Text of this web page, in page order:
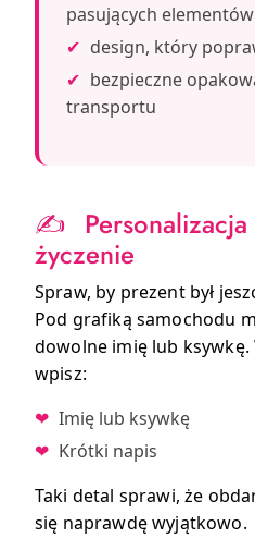
pasujących
✔ design, który
✔ bezpieczne
transportu
✍️
życzenie
Spraw, by prezent był
Pod grafiką samochodu
dowolne imię lub ksywkę.
wpisz:
❤ Imię lub ksywkę
❤ Krótki napis
Taki detal sprawi, że
się naprawdę wyjątkowo.